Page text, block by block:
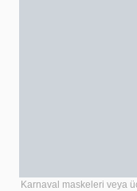
Karnaval maskeleri veya